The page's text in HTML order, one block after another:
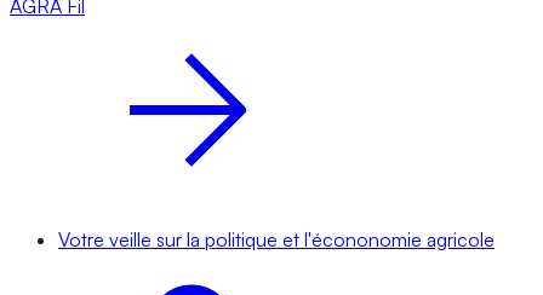
AGRA Fil
Votre veille sur la politique et l'écononomie agricole